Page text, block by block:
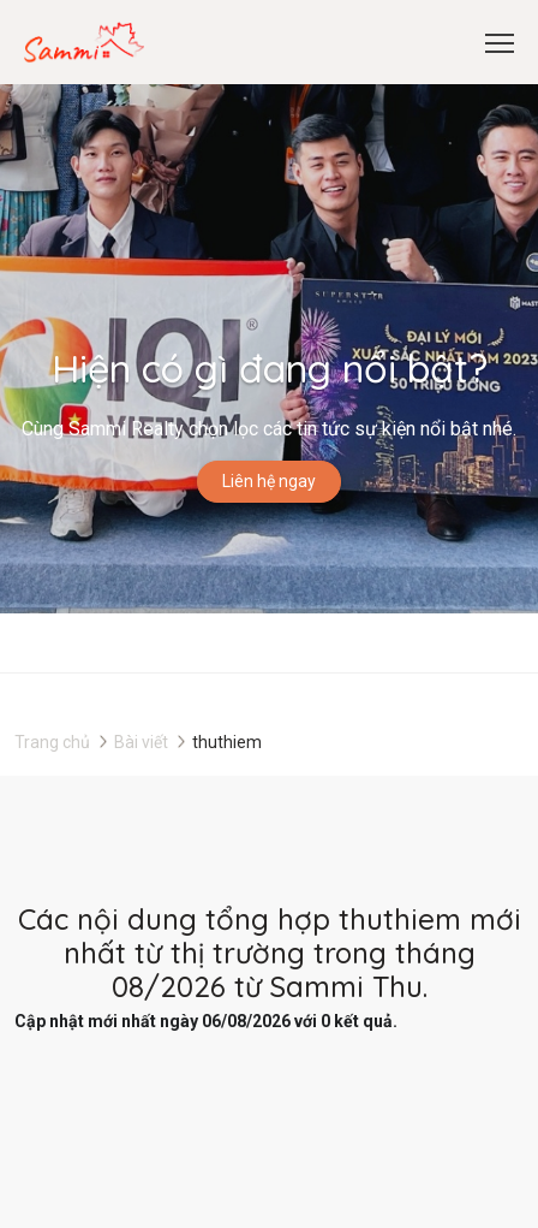
Hiện có gì đang nổi bật?
Cùng Sammi Realty chọn lọc các tin tức sự kiện nổi bật nhé.
Liên hệ ngay
Trang chủ Bài viết thuthiem
Các nội dung tổng hợp thuthiem mới
nhất từ thị trường trong tháng
08/2026 từ Sammi Thu.
Cập nhật mới nhất ngày 06/08/2026 với 0 kết quả.